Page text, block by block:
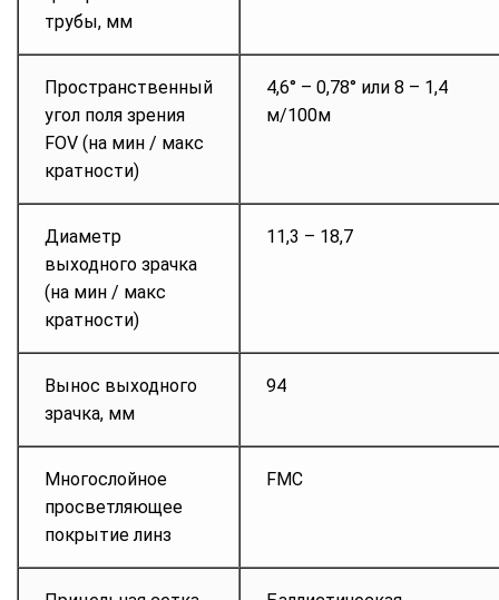
трубы, мм
Пространственный
угол поля зрения
FOV (на мин / макс
кратности)
4,6° – 0,78° или 8 – 1,4
м/100м
Диаметр
выходного зрачка
(на мин / макс
кратности)
11,3 – 18,7
Вынос выходного
зрачка, мм
94
Многослойное
просветляющее
покрытие линз
FMC